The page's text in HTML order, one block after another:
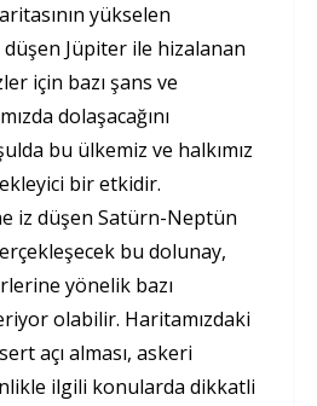
yükselen
düşen Jüpiter ile hizalanan
için bazı şans ve
dolaşacağını
bu ülkemiz ve halkımız
bir etkidir.
iz düşen Satürn-Neptün
bu dolunay,
yönelik bazı
olabilir. Haritamızdaki
açı alması, askeri
ilgili konularda dikkatli